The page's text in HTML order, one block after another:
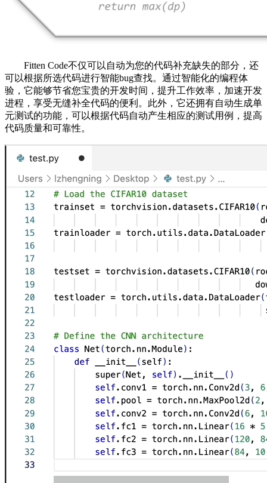
Fitten Code不仅可以自动为您的代码补充缺失的部分，还
可以根据所选代码进行智能bug查找。通过智能化的编程体
验，它能够节省您宝贵的开发时间，提升工作效率，加速开发
进程，享受无缝补全代码的便利。此外，它还拥有自动生成单
元测试的功能，可以根据代码自动产生相应的测试用例，提高
代码质量和可靠性。